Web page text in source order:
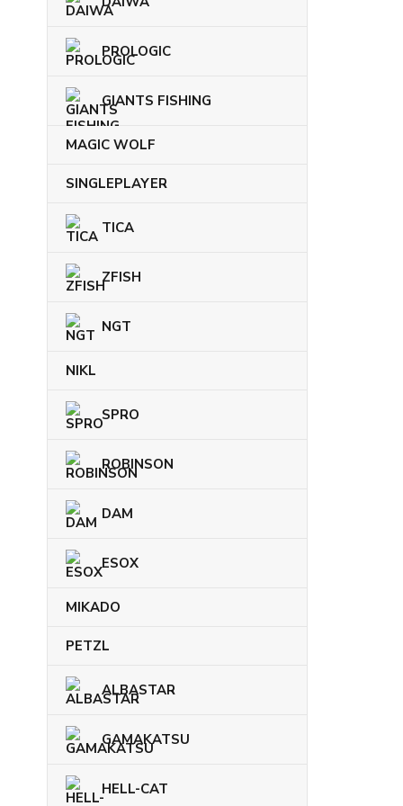
PROLOGIC
GIANTS FISHING
MAGIC WOLF
SINGLEPLAYER
TICA
ZFISH
NGT
NIKL
SPRO
ROBINSON
DAM
ESOX
MIKADO
PETZL
ALBASTAR
GAMAKATSU
HELL-CAT